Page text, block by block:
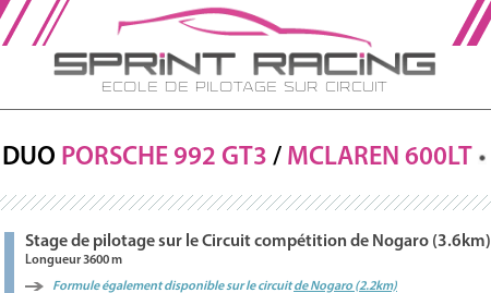
Ecole de Pilotage sur Circuit
DUO PORSCHE 992 GT3 / MCLAREN 600LT
Stage de pilotage sur le Circuit compétition de Nogaro (3.6km)
Longueur 3600 m
Formule également disponible sur le circuitde Nogaro (2.2km)